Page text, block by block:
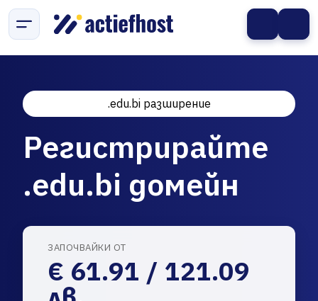
.edu.bi разширение
Регистрирайте
.edu.bi домейн
ЗАПОЧВАЙКИ ОТ
€ 61.91 / 121.09